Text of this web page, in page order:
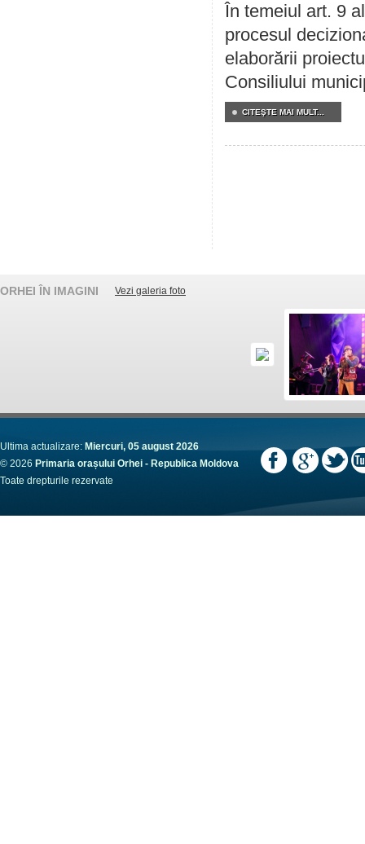
În temeiul art. 9
procesul
elaborării
Consiliului
CITEŞTE MAI MULT...
ORHEI ÎN IMAGINI Vezi galeria foto
Ultima actualizare: Miercuri, 05 august 2026
© 2026 Primaria orașului Orhei - Republica Moldova
Toate drepturile rezervate